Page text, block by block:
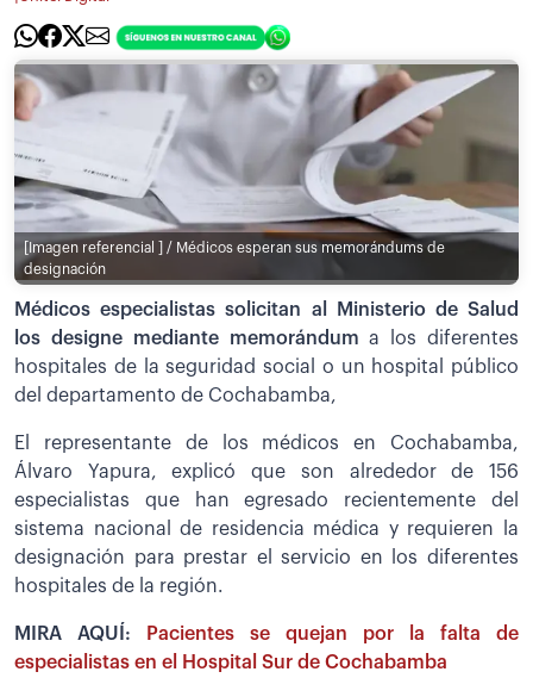
[Imagen referencial ] / Médicos esperan sus memorándums de
designación
Médicos especialistas solicitan al Ministerio de Salud
los designe mediante memorándum a los diferentes
hospitales de la seguridad social o un hospital público
del departamento de Cochabamba,
El representante de los médicos en Cochabamba,
Álvaro Yapura, explicó que son alrededor de 156
especialistas que han egresado recientemente del
sistema nacional de residencia médica y requieren la
designación para prestar el servicio en los diferentes
hospitales de la región.
MIRA AQUÍ:
Pacientes se quejan por la falta de
especialistas en el Hospital Sur de Cochabamba